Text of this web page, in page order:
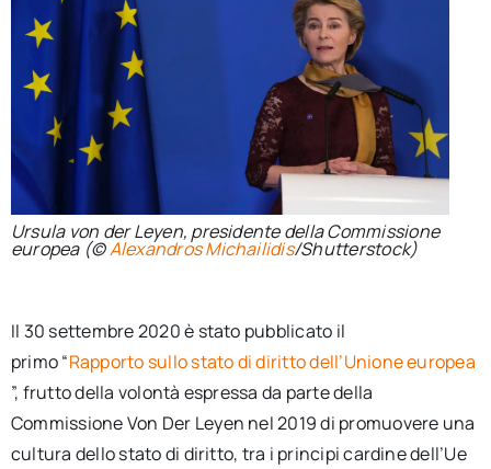
Ursula von der Leyen, presidente della Commissione
europea (©Alexandros Michailidis/Shutterstock)
Il 30 settembre 2020 è stato pubblicato il
primo “Rapporto sullo stato di diritto dell’Unione europea
”, frutto della volontà espressa da parte della
Commissione Von Der Leyen nel 2019 di promuovere una
cultura dello stato di diritto, tra i principi cardine dell’Ue